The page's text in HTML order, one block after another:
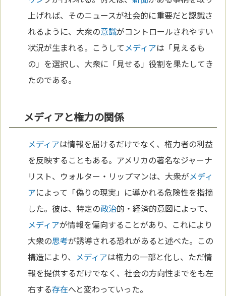
上げれば、そのニュースが社会的に重要だと認識さ
れるように、大衆の意識がコントロールされやすい
状況が生まれる。こうしてメディアは「見えるも
の」を選択し、大衆に「見せる」役割を果たしてき
たのである。
メディアと権力の関係
メディアは情報を届けるだけでなく、権力者の利益
を反映することもある。アメリカの著名なジャーナ
リスト、ウォルター・リップマンは、大衆がメディ
アによって「偽りの現実」に導かれる危険性を指摘
した。彼は、特定の政治的・経済的意図によって、
メディアが情報を偏向することがあり、これにより
大衆の思考が誘導される恐れがあると述べた。この
構造により、 メディアは権力の一部と化し、ただ情
報を提供するだけでなく、社会の方向性までをも左
右する存在へと変わっていった。